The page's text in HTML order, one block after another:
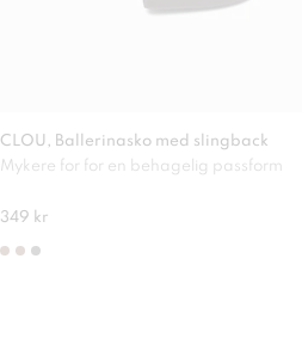
CLOU, Ballerinasko med slingback
Mykere for for en behagelig passform
349 kr